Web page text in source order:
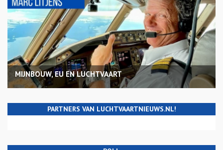
MIJNBOUW, EU EN LUCHTVAART
PARTNERS VAN LUCHTVAARTNIEUWS.NL!